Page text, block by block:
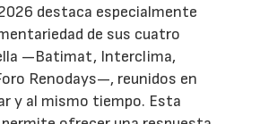
destaca especialmente
de sus cuatro
—Batimat, Interclima,
Renodays—, reunidos en
y al mismo tiempo. Esta